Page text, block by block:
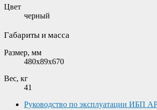
Цвет
черный
Габариты и масса
Размер, мм
480x89x670
Вес, кг
41
Руководство по эксплуатации ИБП